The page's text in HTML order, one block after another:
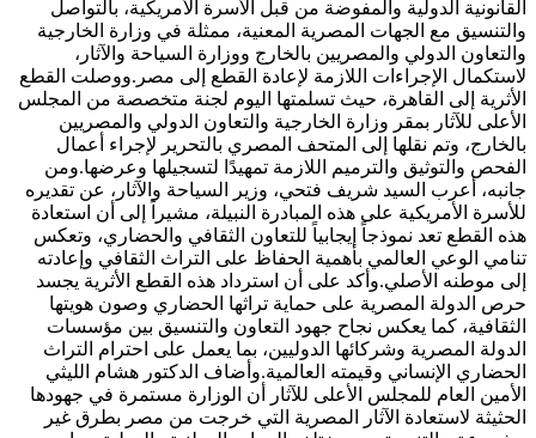
القانونية الدولية والمفوضة من قبل الأسرة الأمريكية، بالتواصل
والتنسيق مع الجهات المصرية المعنية، ممثلة في وزارة الخارجية
والتعاون الدولي والمصريين بالخارج ووزارة السياحة والآثار،
لاستكمال الإجراءات اللازمة لإعادة القطع إلى مصر.ووصلت القطع
الأثرية إلى القاهرة، حيث تسلمتها اليوم لجنة متخصصة من المجلس
الأعلى للآثار بمقر وزارة الخارجية والتعاون الدولي والمصريين
بالخارج، وتم نقلها إلى المتحف المصري بالتحرير لإجراء أعمال
الفحص والتوثيق والترميم اللازمة تمهيدًا لتسجيلها وعرضها.ومن
جانبه، أعرب السيد شريف فتحي، وزير السياحة والآثار، عن تقديره
للأسرة الأمريكية على هذه المبادرة النبيلة، مشيراً إلى أن استعادة
هذه القطع تعد نموذجاً إيجابياً للتعاون الثقافي والحضاري، وتعكس
تنامي الوعي العالمي بأهمية الحفاظ على التراث الثقافي وإعادته
إلى موطنه الأصلي.وأكد على أن استرداد هذه القطع الأثرية يجسد
حرص الدولة المصرية على حماية تراثها الحضاري وصون هويتها
الثقافية، كما يعكس نجاح جهود التعاون والتنسيق بين مؤسسات
الدولة المصرية وشركائها الدوليين، بما يعمل على احترام التراث
الحضاري الإنساني وقيمته العالمية.وأضاف الدكتور هشام الليثي
الأمين العام للمجلس الأعلى للآثار أن الوزارة مستمرة في جهودها
الحثيثة لاستعادة الآثار المصرية التي خرجت من مصر بطرق غير